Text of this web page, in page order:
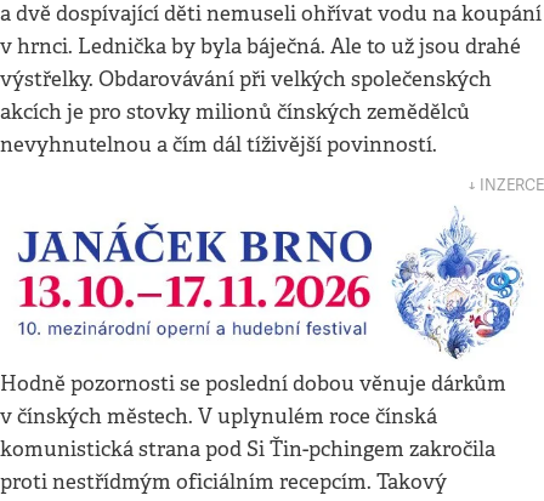
a dvě dospívající děti nemuseli ohřívat vodu na koupání
v hrnci. Lednička by byla báječná. Ale to už jsou drahé
výstřelky. Obdarovávání při velkých společenských
akcích je pro stovky milionů čínských zemědělců
nevyhnutelnou a čím dál tíživější povinností.
↓ INZERCE
Hodně pozornosti se poslední dobou věnuje dárkům
v čínských městech. V uplynulém roce čínská
komunistická strana pod Si Ťin-pchingem zakročila
proti nestřídmým oficiálním recepcím. Takový